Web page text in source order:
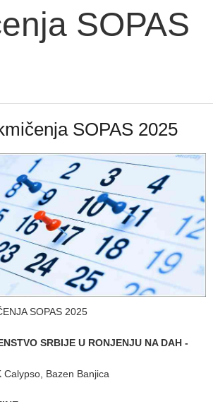
SOPAS
SOPAS 2025
SOPAS 2025
SRBIJE U RONJENJU NA DAH -
Bazen Banjica